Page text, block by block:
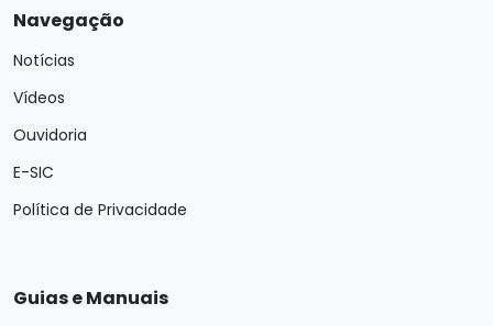
Navegação
Notícias
Vídeos
Ouvidoria
E-SIC
Política de Privacidade
Guias e Manuais